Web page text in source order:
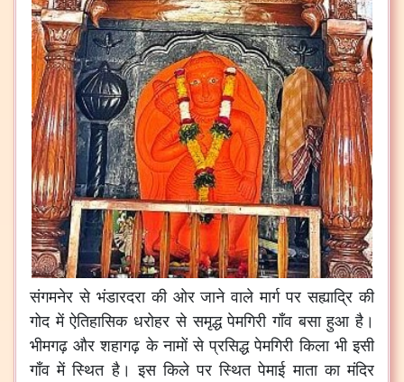
संगमनेर से भंडारदरा की ओर जाने वाले मार्ग पर सह्याद्रि की
गोद में ऐतिहासिक धरोहर से समृद्ध पेमगिरी गाँव बसा हुआ है।
भीमगढ़ और शहागढ़ के नामों से प्रसिद्ध पेमगिरी किला भी इसी
गाँव में स्थित है। इस किले पर स्थित पेमाई माता का मंदिर